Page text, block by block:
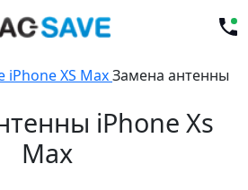
iPhone XS MaxЗамена антенны
iPhone Xs
Max